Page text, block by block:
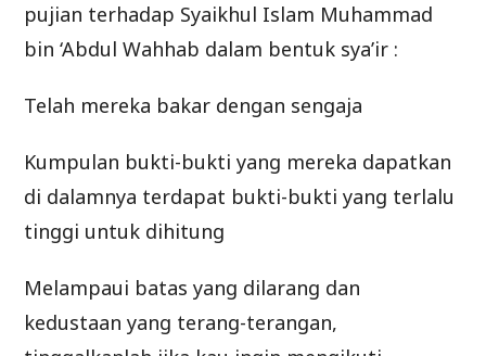
pujian terhadap Syaikhul Islam Muhammad
bin ‘Abdul Wahhab dalam bentuk sya’ir :
Telah mereka bakar dengan sengaja
Kumpulan bukti-bukti yang mereka dapatkan
di dalamnya terdapat bukti-bukti yang terlalu
tinggi untuk dihitung
Melampaui batas yang dilarang dan
kedustaan yang terang-terangan,